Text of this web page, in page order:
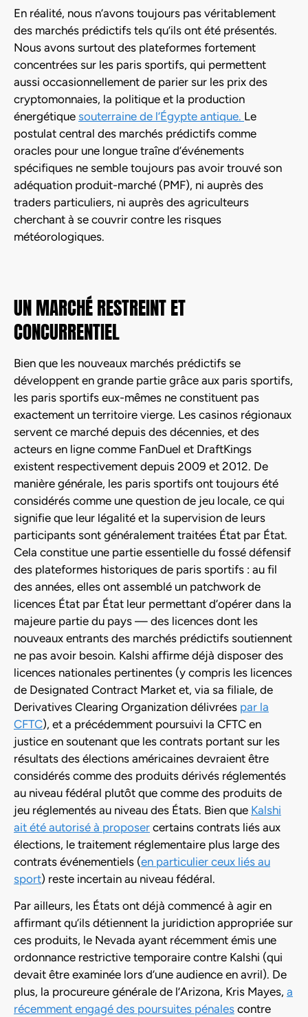
En réalité, nous n’avons toujours pas véritablement
des marchés prédictifs tels qu’ils ont été présentés.
Nous avons surtout des plateformes fortement
concentrées sur les paris sportifs, qui permettent
aussi occasionnellement de parier sur les prix des
cryptomonnaies, la politique et la production
énergétique souterraine de l’Égypte antique. Le
postulat central des marchés prédictifs comme
oracles pour une longue traîne d’événements
spécifiques ne semble toujours pas avoir trouvé son
adéquation produit-marché (PMF), ni auprès des
traders particuliers, ni auprès des agriculteurs
cherchant à se couvrir contre les risques
météorologiques.
UN MARCHÉ RESTREINT ET
CONCURRENTIEL
Bien que les nouveaux marchés prédictifs se
développent en grande partie grâce aux paris sportifs,
les paris sportifs eux-mêmes ne constituent pas
exactement un territoire vierge. Les casinos régionaux
servent ce marché depuis des décennies, et des
acteurs en ligne comme FanDuel et DraftKings
existent respectivement depuis 2009 et 2012. De
manière générale, les paris sportifs ont toujours été
considérés comme une question de jeu locale, ce qui
signifie que leur légalité et la supervision de leurs
participants sont généralement traitées État par État.
Cela constitue une partie essentielle du fossé défensif
des plateformes historiques de paris sportifs : au fil
des années, elles ont assemblé un patchwork de
licences État par État leur permettant d’opérer dans la
majeure partie du pays — des licences dont les
nouveaux entrants des marchés prédictifs soutiennent
ne pas avoir besoin. Kalshi affirme déjà disposer des
licences nationales pertinentes (y compris les licences
de Designated Contract Market et, via sa filiale, de
Derivatives Clearing Organization délivrées par la
CFTC), et a précédemment poursuivi la CFTC en
justice en soutenant que les contrats portant sur les
résultats des élections américaines devraient être
considérés comme des produits dérivés réglementés
au niveau fédéral plutôt que comme des produits de
jeu réglementés au niveau des États. Bien que Kalshi
ait été autorisé à proposer certains contrats liés aux
élections, le traitement réglementaire plus large des
contrats événementiels (en particulier ceux liés au
sport) reste incertain au niveau fédéral.
Par ailleurs, les États ont déjà commencé à agir en
affirmant qu’ils détiennent la juridiction appropriée sur
ces produits, le Nevada ayant récemment émis une
ordonnance restrictive temporaire contre Kalshi (qui
devait être examinée lors d’une audience en avril). De
plus, la procureure générale de l’Arizona, Kris Mayes, a
récemment engagé des poursuites pénales contre